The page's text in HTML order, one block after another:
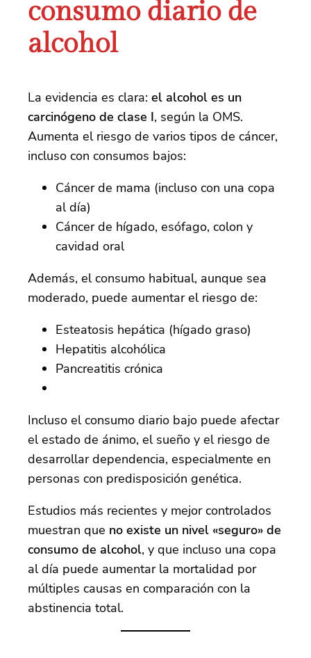
consumo diario de
alcohol
La evidencia es clara: el alcohol es un
carcinógeno de clase I, según la OMS.
Aumenta el riesgo de varios tipos de cáncer,
incluso con consumos bajos:
Cáncer de mama (incluso con una copa
al día)
Cáncer de hígado, esófago, colon y
cavidad oral
Además, el consumo habitual, aunque sea
moderado, puede aumentar el riesgo de:
Esteatosis hepática (hígado graso)
Hepatitis alcohólica
Pancreatitis crónica
Incluso el consumo diario bajo puede afectar
el estado de ánimo, el sueño y el riesgo de
desarrollar dependencia, especialmente en
personas con predisposición genética.
Estudios más recientes y mejor controlados
muestran que no existe un nivel «seguro» de
consumo de alcohol, y que incluso una copa
al día puede aumentar la mortalidad por
múltiples causas en comparación con la
abstinencia total.